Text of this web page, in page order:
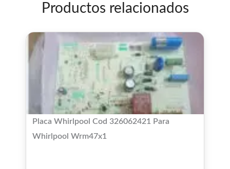
Productos relacionados
Placa Whirlpool Cod 326062421 Para
Whirlpool Wrm47x1